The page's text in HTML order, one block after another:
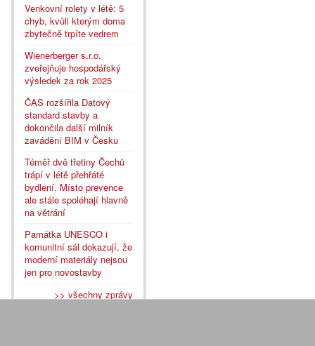
Venkovní rolety v létě: 5
chyb, kvůli kterým doma
zbytečně trpíte vedrem
Wienerberger s.r.o.
zveřejňuje hospodářský
výsledek za rok 2025
ČAS rozšířila Datový
standard stavby a
dokončila další milník
zavádění BIM v Česku
Téměř dvě třetiny Čechů
trápí v létě přehřáté
bydlení. Místo prevence
ale stále spoléhají hlavně
na větrání
Památka UNESCO i
komunitní sál dokazují, že
moderní materiály nejsou
jen pro novostavby
>> všechny zprávy